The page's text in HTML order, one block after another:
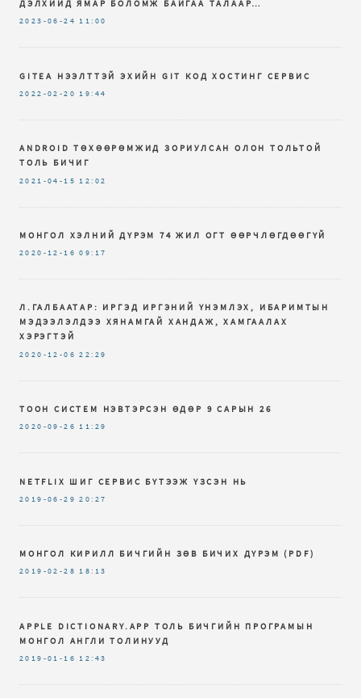
ДЭЛХИЙД ЯМАР БОЛОМЖ БАЙГАА ТАЛААР…
2023-06-24 11:00
GITEA НЭЭЛТТЭЙ ЭХИЙН GIT КОД ХОСТИНГ СЕРВИС
2022-02-20 19:44
ANDROID ТӨХӨӨРӨМЖИД ЗОРИУЛСАН ОЛОН ТОЛЬТОЙ
ТОЛЬ БИЧИГ
2021-04-15 12:02
МОНГОЛ ХЭЛНИЙ ДҮРЭМ 74 ЖИЛ ОГТ ӨӨРЧЛӨГДӨӨГҮЙ
2020-12-16 09:17
Л.ГАЛБААТАР: ИРГЭД ИРГЭНИЙ ҮНЭМЛЭХ, ИБАРИМТЫН
МЭДЭЭЛЭЛДЭЭ ХЯНАМГАЙ ХАНДАЖ, ХАМГААЛАХ
ХЭРЭГТЭЙ
2020-12-06 22:29
ТООН СИСТЕМ НЭВТЭРСЭН ӨДӨР 9 САРЫН 26
2020-09-26 11:29
NETFLIX ШИГ СЕРВИС БҮТЭЭЖ ҮЗСЭН НЬ
2019-06-29 20:27
МОНГОЛ КИРИЛЛ БИЧГИЙН ЗѲВ БИЧИХ ДҮРЭМ (PDF)
2019-02-28 18:13
APPLE DICTIONARY.APP ТОЛЬ БИЧГИЙН ПРОГРАМЫН
МОНГОЛ АНГЛИ ТОЛИНУУД
2019-01-16 12:43